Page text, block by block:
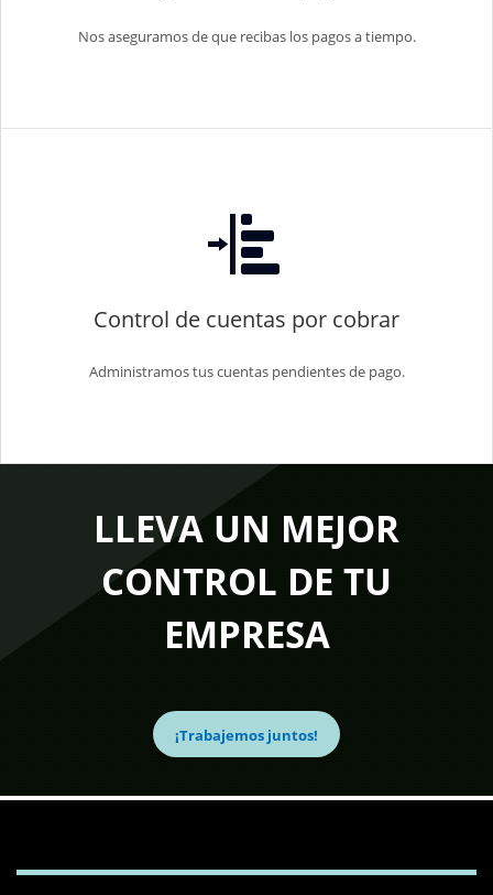
Nos aseguramos de que recibas los pagos a tiempo.
Control de cuentas por cobrar
Administramos tus cuentas pendientes de pago.
LLEVA UN MEJOR
CONTROL DE TU
EMPRESA
¡Trabajemos juntos!